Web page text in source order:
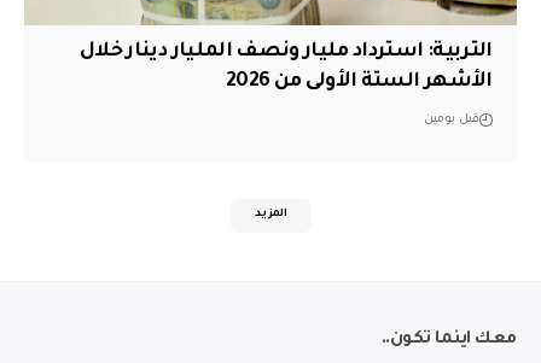
التربية: استرداد مليار ونصف المليار دينار خلال
الأشهر الستة الأولى من 2026
قبل يومين
المزيد
معك اينما تكون..